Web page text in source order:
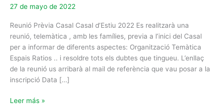
27 de mayo de 2022
Reunió Prèvia Casal Casal d’Estiu 2022 Es realitzarà una
reunió, telemàtica , amb les famílies, previa a l’inici del Casal
per a informar de diferents aspectes: Organització Temàtica
Espais Ratios .. i resoldre tots els dubtes que tingueu. L’enllaç
de la reunió us arribarà al mail de referència que vau posar a la
inscripció Data […]
Leer más »